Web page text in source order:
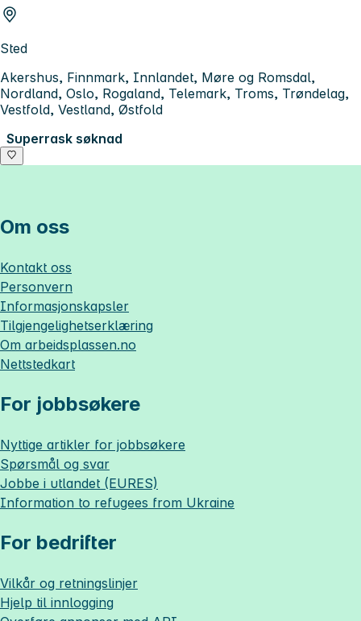
Sted
Akershus, Finnmark, Innlandet, Møre og Romsdal,
Nordland, Oslo, Rogaland, Telemark, Troms, Trøndelag,
Vestfold, Vestland, Østfold
Superrask søknad
Om oss
Kontakt oss
Personvern
Informasjonskapsler
Tilgjengelighetserklæring
Om arbeidsplassen.no
Nettstedkart
For jobbsøkere
Nyttige artikler for jobbsøkere
Spørsmål og svar
Jobbe i utlandet (EURES)
Information to refugees from Ukraine
For bedrifter
Vilkår og retningslinjer
Hjelp til innlogging